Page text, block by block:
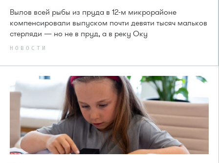
Вылов всей рыбы из пруда в 12-м микрорайоне
компенсировали выпуском почти девяти тысяч мальков
стерляди — но не в пруд, а в реку Оку
НОВОСТИ